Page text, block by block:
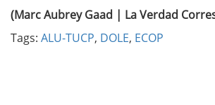
(Marc Aubrey Gaad | La Verdad
Tags: ALU-TUCP, DOLE, ECOP